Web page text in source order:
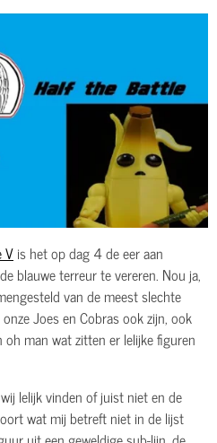
Vis het op dag 4 de eer aan
blauwe terreur te vereren. Nou ja,
van de meest slechte
Joes en Cobras ook zijn, ook
man wat zitten er lelijke figuren
lelijk vinden of juist niet en de
wat mij betreft niet in de lijst